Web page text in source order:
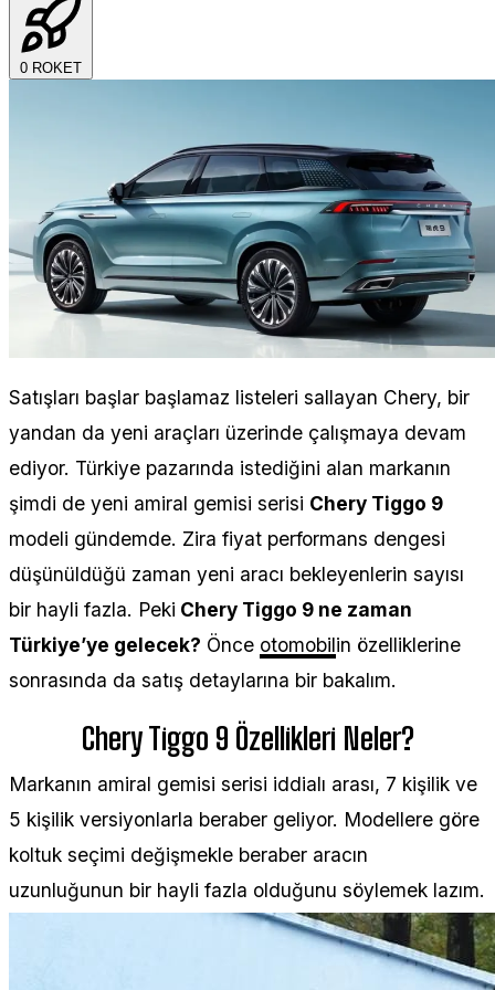
0 ROKET
Satışları başlar başlamaz listeleri sallayan Chery, bir
yandan da yeni araçları üzerinde çalışmaya devam
ediyor. Türkiye pazarında istediğini alan markanın
şimdi de yeni amiral gemisi serisi Chery Tiggo 9
modeli gündemde. Zira fiyat performans dengesi
düşünüldüğü zaman yeni aracı bekleyenlerin sayısı
bir hayli fazla. Peki Chery Tiggo 9 ne zaman
Türkiye’ye gelecek? Önce otomobilin özelliklerine
sonrasında da satış detaylarına bir bakalım.
Chery Tiggo 9 Özellikleri Neler?
Markanın amiral gemisi serisi iddialı arası, 7 kişilik ve
5 kişilik versiyonlarla beraber geliyor. Modellere göre
koltuk seçimi değişmekle beraber aracın
uzunluğunun bir hayli fazla olduğunu söylemek lazım.